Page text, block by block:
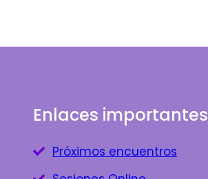
Enlaces importantes
Próximos encuentros